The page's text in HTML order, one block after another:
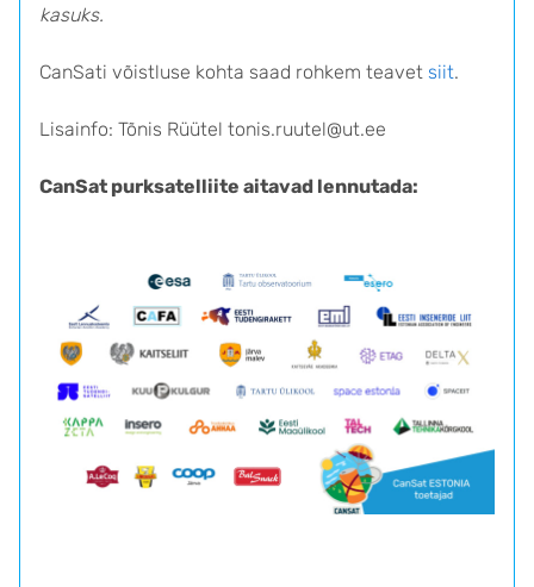
kasuks.
CanSati võistluse kohta saad rohkem teavet siit.
Lisainfo: Tõnis Rüütel tonis.ruutel@ut.ee
CanSat purksatelliite aitavad lennutada: